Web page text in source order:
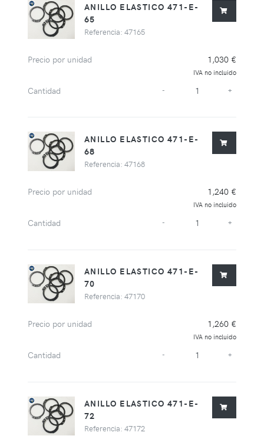
ANILLO ELASTICO 471-E-
65
Referencia: 47165
Precio por unidad 1,030 €
IVA no incluido
Cantidad - +
ANILLO ELASTICO 471-E-
68
Referencia: 47168
Precio por unidad 1,240 €
IVA no incluido
Cantidad - +
ANILLO ELASTICO 471-E-
70
Referencia: 47170
Precio por unidad 1,260 €
IVA no incluido
Cantidad - +
ANILLO ELASTICO 471-E-
72
Referencia: 47172